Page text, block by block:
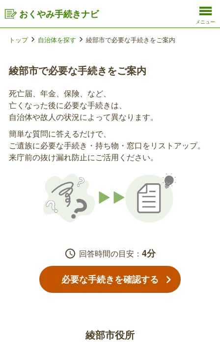
おくやみ手続きナビ
メニュー
トップ 自治体を探す 綾部市で必要な手続きをご案内
綾部市で必要な手続きをご案内
死亡届、年金、保険、など、
亡くなった後に必要な手続きは、
自治体や故人の状況によって異なります。
簡単な質問に答えるだけで、
ご遺族に必要な手続き・持ち物・窓口をリストアップ。
来庁前の抜け漏れ防止にご活用ください。
schedule 回答時間の目安： 4分
必要な手続きを確認する
綾部市役所